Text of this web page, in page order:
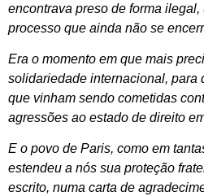
encontrava preso de forma
processo que ainda não se
Era o momento em que mais
solidariedade internacional, para
que vinham sendo cometidas
agressões ao estado de direito
E o povo de Paris, como em
estendeu a nós sua proteção
escrito, numa carta de